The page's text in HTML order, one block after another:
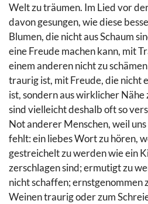
Welt zu träumen. Im Lied vor
davon gesungen, wie diese
Blumen, die nicht aus Schaum
eine Freude machen kann, mit
einem anderen nicht zu
traurig ist, mit Freude, die nicht
ist, sondern aus wirklicher
sind vielleicht deshalb oft so
Not anderer Menschen, weil
fehlt: ein liebes Wort zu hören,
gestreichelt zu werden wie ein
zerschlagen sind; ermutigt zu
nicht schaffen; ernstgenommen
Weinen traurig oder zum